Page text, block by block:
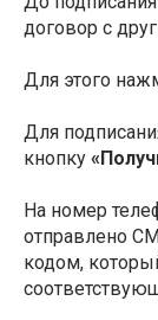
договор с
Для этого
Для
кнопку
На номер
отправлено
кодом,